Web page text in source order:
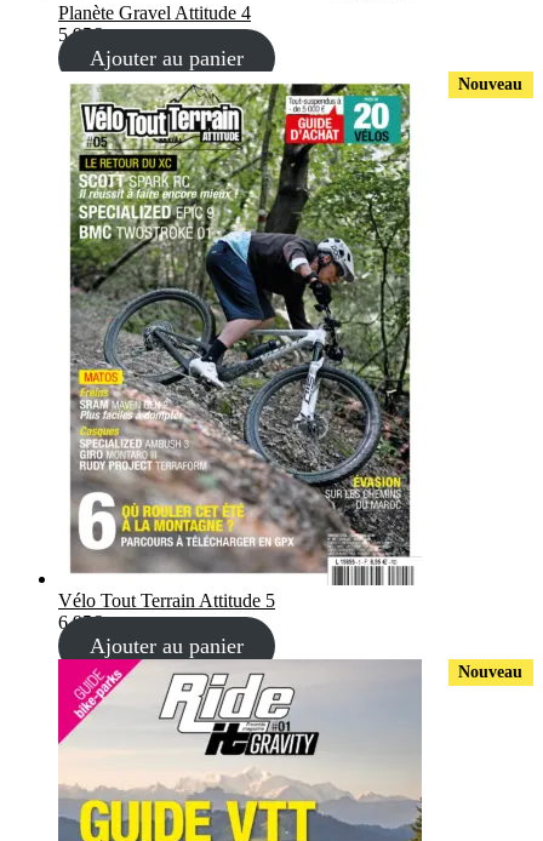
Planète Gravel Attitude 4
5,95€
Ajouter au panier
Nouveau
Vélo Tout Terrain Attitude 5
6,95€
Ajouter au panier
Nouveau